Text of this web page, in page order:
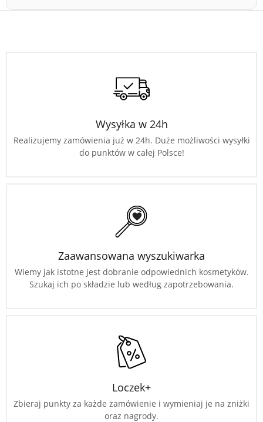
Wysyłka w 24h
Realizujemy zamówienia już w 24h. Duże możliwości wysyłki
do punktów w całej Polsce!
Zaawansowana wyszukiwarka
Wiemy jak istotne jest dobranie odpowiednich kosmetyków.
Szukaj ich po składzie lub według zapotrzebowania.
Loczek+
Zbieraj punkty za każde zamówienie i wymieniaj je na zniżki
oraz nagrody.